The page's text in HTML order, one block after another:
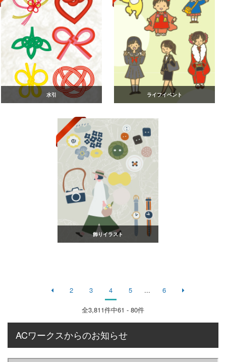
水引 ライフイベント
飾りイラスト
2 3 4 5 ... 6
全3,811件中61 - 80件
ACワークスからのお知らせ